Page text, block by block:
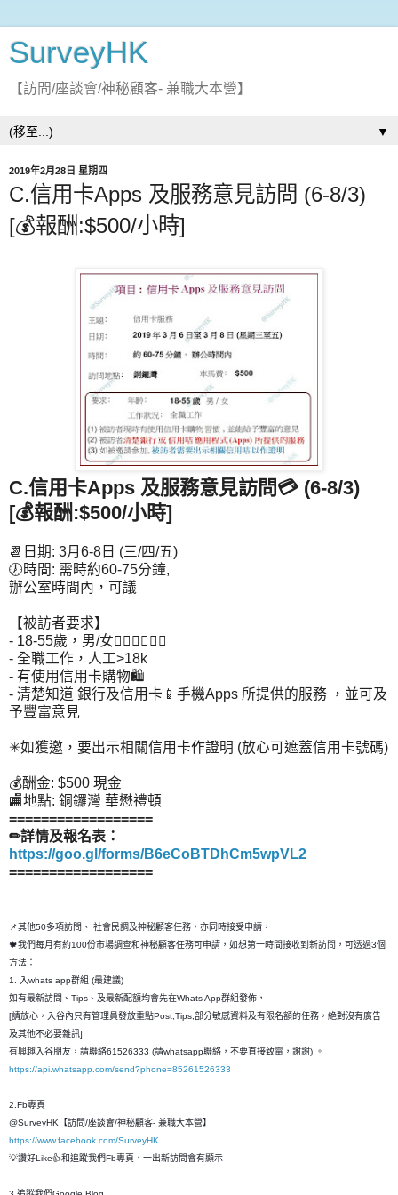
SurveyHK
【訪問/座談會/神秘顧客- 兼職大本營】
▼
2019年2月28日 星期四
C.信用卡Apps 及服務意見訪問 (6-8/3)
[💰報酬:$500/小時]
C.信用卡Apps 及服務意見訪問💳 (6-8/3)
[💰報酬:$500/小時]
📆日期: 3月6-8日 (三/四/五)
🕖時間: 需時約60-75分鐘,
辦公室時間內，可議
【被訪者要求】
- 18-55歲，男/女🙋🏻‍♀🙋🏻‍♂
- 全職工作，人工>18k
- 有使用信用卡購物🛍
- 清楚知道 銀行及信用卡📱手機Apps 所提供的服務 ，並可及
予豐富意見
✳如獲邀，要出示相關信用卡作證明 (放心可遮蓋信用卡號碼)
💰酬金: $500 現金
🏬地點: 銅鑼灣 華懋禮頓
==================
✏詳情及報名表：
https://goo.gl/forms/B6eCoBTDhCm5wpVL2
==================
📌其他50多項訪問、 社會民調及神秘顧客任務，亦同時接受申請，
🍁我們每月有約100份市場調查和神秘顧客任務可申請，如想第一時間接收到新訪問，可透過3個
方法：
1. 入whats app群組 (最建議)
如有最新訪問、Tips、及最新配額均會先在Whats App群組發佈，
[請放心，入谷內只有管理員發放重點Post,Tips,部分敏感資料及有限名額的任務，絶對沒有廣告
及其他不必要雜訊]
有興趣入谷朋友，請聯絡61526333 (請whatsapp聯絡，不要直接致電，謝謝) 。
https://api.whatsapp.com/send?phone=85261526333
2.Fb專頁
@SurveyHK【訪問/座談會/神秘顧客- 兼職大本營】
https://www.facebook.com/SurveyHK
💡讚好Like👍和追蹤我們Fb專頁，一出新訪問會有顯示